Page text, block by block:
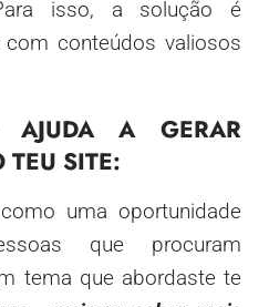
isso, a solução é
conteúdos valiosos
A GERAR
TEU SITE:
uma oportunidade
que procuram
tema que abordaste te